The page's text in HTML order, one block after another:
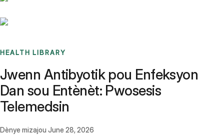
HEALTH LIBRARY
Jwenn Antibyotik pou Enfeksyon
Dan sou Entènèt: Pwosesis
Telemedsin
Dènye mizajou June 28, 2026